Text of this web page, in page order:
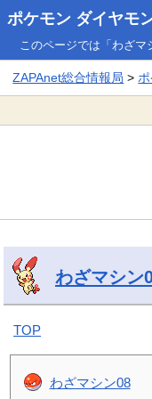
ポケモン ダイヤモ
このページでは「わざマ
ZAPAnet総合情報局 >
わざマシン
TOP
わざマシン08